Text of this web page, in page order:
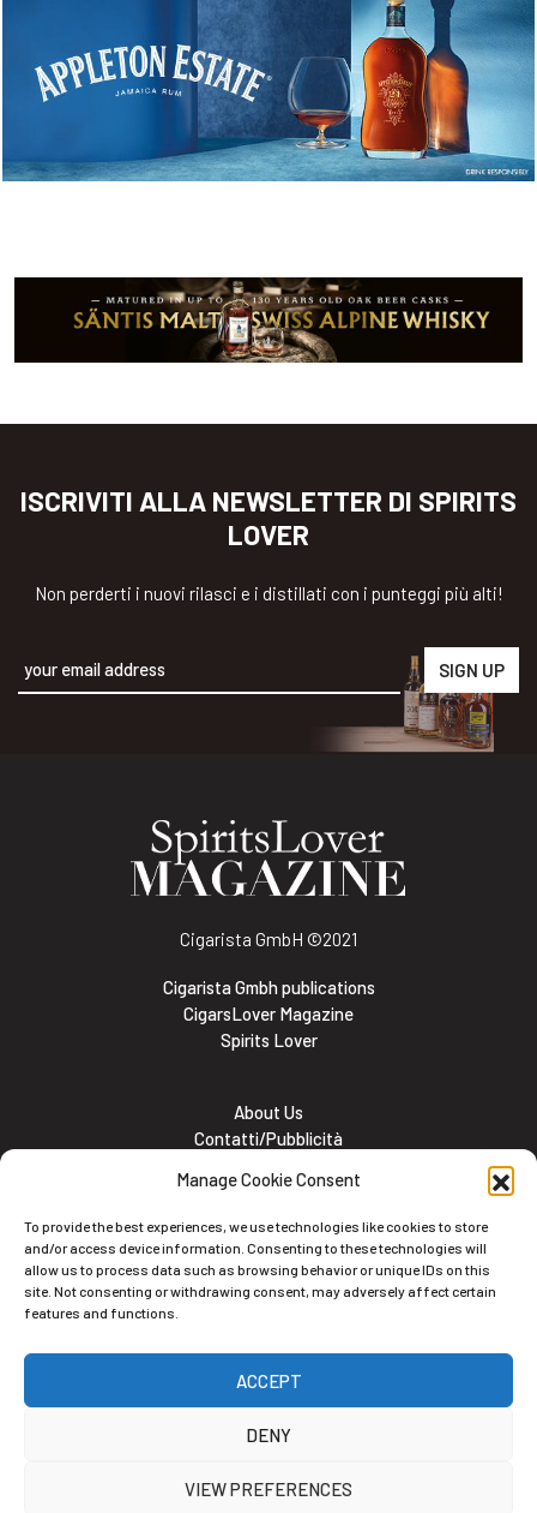
Manage Cookie Consent
To provide the best experiences, we use technologies like cookies to store
and/or access device information. Consenting to these technologies will
allow us to process data such as browsing behavior or unique IDs on this
site. Not consenting or withdrawing consent, may adversely affect certain
features and functions.
ACCEPT
DENY
VIEW PREFERENCES
ISCRIVITI ALLA NEWSLETTER DI SPIRITS
LOVER
Non perderti i nuovi rilasci e i distillati con i punteggi più alti!
Cigarista GmbH ©2021
Cigarista Gmbh publications
CigarsLover Magazine
Spirits Lover
About Us
Contatti/Pubblicità
Meet the team
Cookie and Privacy policy
Iscriviti alla nostra newsletter